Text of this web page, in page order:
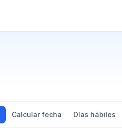
Calcular fecha Días hábiles